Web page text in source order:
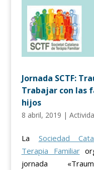
Jornada SCTF:
Trabajar con las
hijos
8 abril, 2019 |
La Sociedad
Terapia Familiar
jornada